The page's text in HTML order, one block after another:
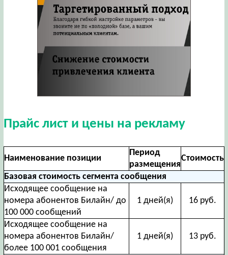
Прайс лист и цены на рекламу
Наименование позиции
Период
размещения
Стоимость
Базовая стоимость сегмента сообщения
Исходящее сообщение на
номера абонентов Билайн/ до
100 000 сообщений
1 дней(я) 16 руб.
Исходящее сообщение на
номера абонентов Билайн/
более 100 001 сообщения
1 дней(я) 13 руб.